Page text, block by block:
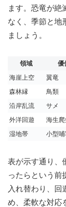
ます。恐竜が絶
なく、季節と地
ましょう。
領域 優
海崖上空
翼竜
森林縁
鳥類
沿岸乱流
サメ
外洋回遊
海生
湿地帯
小型
表が示す通り、
ったらという前
入れ替わり、回
め、柔軟な対応